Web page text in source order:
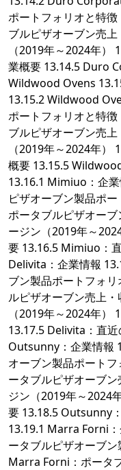
ポートフォリオと特
ブルピザオーブン売
（2019年～2024年
業概要 13.14.5 Duro
Wildwood Ovens
13.15.2 Wildwood
ポートフォリオと特
ブルピザオーブン売
（2019年～2024年
概要 13.15.5
13.16.1 Mimiuo：企
ピザオーブン製品ポ
ポータブルピザオー
ージン（2019年～
要 13.16.5 Mimiuo：
Delivita：企業情報
ブン製品ポートフォ
ルピザオーブン売上
（2019年～2024年
13.17.5 Delivita：直
Outsunny：企業情報
オーブン製品ポート
ータブルピザオーブ
ジン（2019年～2024
要 13.18.5 Outsunny
13.19.1 Marra Forni
ータブルピザオーブ
Marra Forni：ポータ